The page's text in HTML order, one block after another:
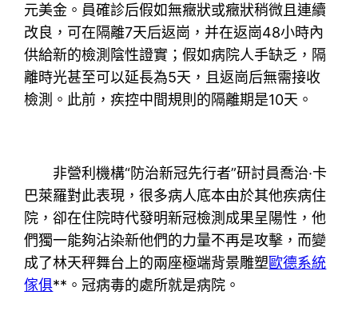
元美金。員確診后假如無癥狀或癥狀稍微且連續
改良，可在隔離7天后返崗，并在返崗48小時內
供給新的檢測陰性證實；假如病院人手缺乏，隔
離時光甚至可以延長為5天，且返崗后無需接收
檢測。此前，疾控中間規則的隔離期是10天。
非營利機構“防治新冠先行者”研討員喬治·卡
巴萊羅對此表現，很多病人底本由於其他疾病住
院，卻在住院時代發明新冠檢測成果呈陽性，他
們獨一能夠沾染新他們的力量不再是攻擊，而變
成了林天秤舞台上的兩座極端背景雕塑歐德系統
傢俱**。冠病毒的處所就是病院。